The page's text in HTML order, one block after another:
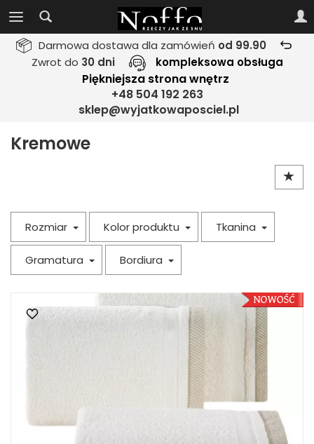
Darmowa dostawa dla zamówień od 99.90
Zwrot do 30 dni kompleksowa obsługa
Piękniejsza strona wnętrz
+48 504 192 263
sklep@wyjatkowaposciel.pl
Kremowe
Rozmiar Kolor produktu Tkanina
Gramatura Bordiura